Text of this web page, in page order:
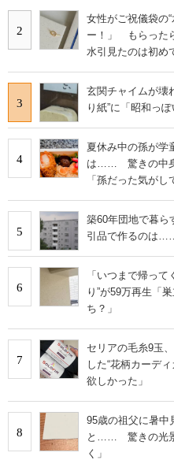
2
女性がご祝儀袋の
ー！」 もらった
水引見たのは初め
3
玄関チャイムが壊
り紙”に「昭和っ
4
夏休み中の孫が学
は…… 驚きの中身
「孫だった気がし
5
築60年団地で暮ら
引品で作るのは
6
「いつまで帰っ
り”が59万再生「
ち？」
7
セリアの毛糸9玉
した“花柄カーデ
欲しかった」
8
95歳の祖父に暑中
と…… 驚きの光景
く」